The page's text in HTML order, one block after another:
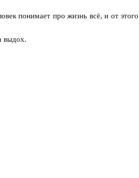
понимает про жизнь всё, и от этого
выдох.